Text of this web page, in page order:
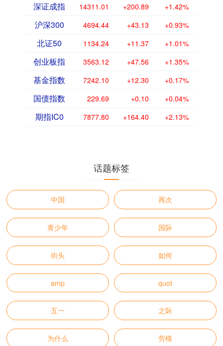
深证成指 14311.01 +200.89 +1.42%
沪深300 4694.44 +43.13 +0.93%
北证50 1134.24 +11.37 +1.01%
创业板指 3563.12 +47.56 +1.35%
基金指数 7242.10 +12.30 +0.17%
国债指数 229.69 +0.10 +0.04%
期指IC0 7877.80 +164.40 +2.13%
话题标签
中国 再次
青少年 国际
街头 如何
amp quot
五一 之际
为什么 劳模